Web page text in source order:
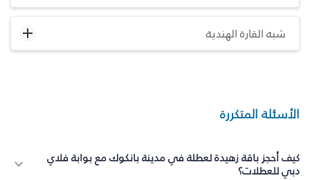
شبه القارة الهندية
الأسئلة المتكررة
كيف أحجز باقة زهيدة لعطلة في مدينة بانكوك مع بوابة فلاي
دبي للعطلات؟